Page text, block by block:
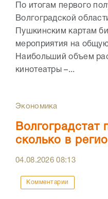
По итогам первого
Волгоградской
Пушкинским картам
мероприятия на
Наибольший объем
кинотеатры –...
Экономика
Волгоградстат
сколько в
04.08.202608:13
Комментарии